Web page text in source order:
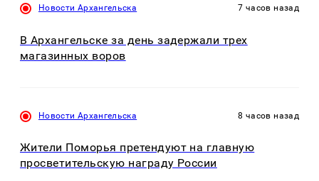
Новости Архангельска 7 часов назад
В Архангельске за день задержали трех
магазинных воров
Новости Архангельска 8 часов назад
Жители Поморья претендуют на главную
просветительскую награду России